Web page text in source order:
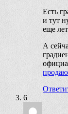
Есть
и тут
еще
А
продаю
6